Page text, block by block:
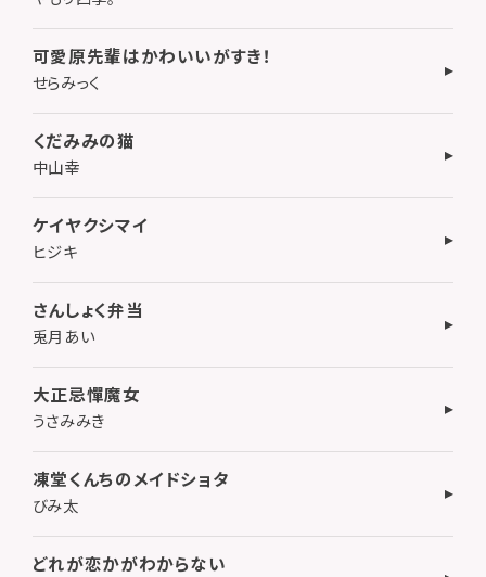
可愛原先輩はかわいいがすき！
せらみっく
くだみみの猫
中山幸
ケイヤクシマイ
ヒジキ
さんしょく弁当
兎月あい
大正忌憚魔女
うさみみき
凍堂くんちのメイドショタ
びみ太
どれが恋かがわからない